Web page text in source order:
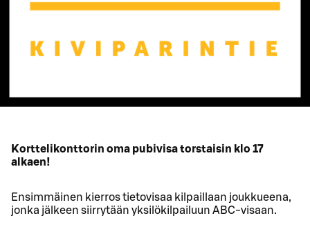
Korttelikonttorin oma pubivisa torstaisin klo 17
alkaen!
Ensimmäinen kierros tietovisaa kilpaillaan joukkueena,
jonka jälkeen siirrytään yksilökilpailuun ABC-visaan.